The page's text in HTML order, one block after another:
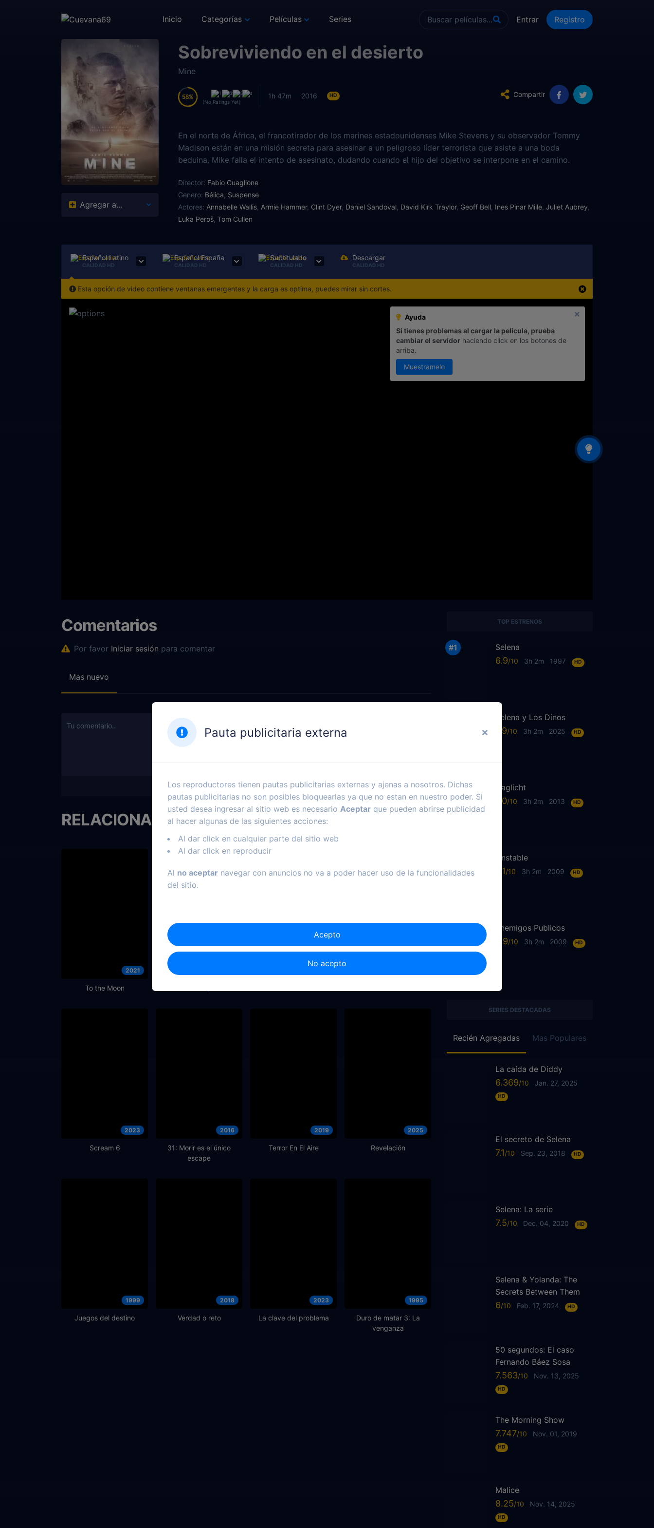
Entrar Registro
Inicio Categorías Películas Series
Agregar a...
Sobreviviendo en el desierto
Mine
58
58
(No Ratings Yet)
1h 47m 2016 HD Compartir
En el norte de África, el francotirador de los marines estadounidenses Mike Stevens y su observador Tommy
Madison están en una misión secreta para asesinar a un peligroso líder terrorista que asiste a una boda
beduina. Mike falla el intento de asesinato, dudando cuando el hijo del objetivo se interpone en el camino.
atacados. Sin embargo, una tormenta de arena obliga al enemigo a retirarse, dejando atrás a Mike y Tommy.
Buscando una evacuación inmediata, los dos tienen instrucciones de encontrar el camino a una aldea donde
pueden ser recogidos una vez que la tormenta de arena se detenga.
Director: Fabio Guaglione
Genero: Bélica Suspense
Actores: Annabelle Wallis Armie Hammer, Clint Dyer, Daniel Sandoval David Kirk Traylor, Geoff Bell Ines Pinar Mille Juliet Aubrey
Luka Peroš Tom Cullen
Español Latino
CALIDAD HD
Español España
CALIDAD HD
Subtitulado
CALIDAD HD
Descargar
CALIDAD HD
Esta opción de video contiene ventanas emergentes y la carga es optima, puedes mirar sin cortes.
Ayuda
Si tienes problemas al cargar la pelicula, prueba
cambiar el servidor haciendo click en los botones de
arriba.
Muestramelo
Comentarios
Por favor Iniciar sesión para comentar
Mas nuevo
RELACIONADOS
2021
To the Moon
2023
Scream 6
2016
31: Morir es el único
escape
2019
Terror En El Aire
2025
Revelación
1999
Juegos del destino
2018
Verdad o reto
2023
La clave del problema
1995
Duro de matar 3: La
venganza
TOP ESTRENOS
Selena
6.9 3h 2m 1997 HD
Selena y Los Dinos
7.9 3h 2m 2025 HD
Daglicht
7.0 3h 2m 2013 HD
Unstable
6.1 3h 2m 2009 HD
Enemigos Publicos
6.9 3h 2m 2009 HD
SERIES DESTACADAS
Recién Agregadas Mas Populares
La caída de Diddy
6.369 Jan. 27, 2025
HD
El secreto de Selena
7.1 Sep. 23, 2018 HD
Selena: La serie
7.5 Dec. 04, 2020 HD
Selena & Yolanda: The
Secrets Between Them
6 Feb. 17, 2024 HD
50 segundos: El caso
Fernando Báez Sosa
7.563 Nov. 13, 2025
HD
The Morning Show
7.747 Nov. 01, 2019
HD
Malice
8.25 Nov. 14, 2025
HD
Pauta publicitaria externa
Los reproductores tienen pautas publicitarias externas y ajenas a nosotros. Dichas
pautas publicitarias no son posibles bloquearlas ya que no estan en nuestro poder. Si
usted desea ingresar al sitio web es necesario Aceptar que pueden abrirse publicidad
al hacer algunas de las siguientes acciones:
Al dar click en cualquier parte del sitio web
Al dar click en reproducir
Al no aceptar navegar con anuncios no va a poder hacer uso de la funcionalidades
del sitio.
Acepto
No acepto